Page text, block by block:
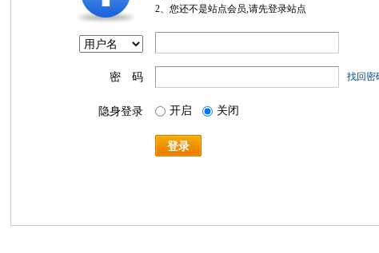
2、您还不是站点会员,请先登录站点
密 码 找回密
隐身登录 开启 关闭
登录